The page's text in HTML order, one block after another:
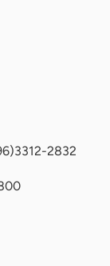
2832